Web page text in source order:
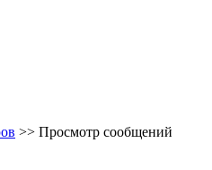
>> Просмотр сообщений